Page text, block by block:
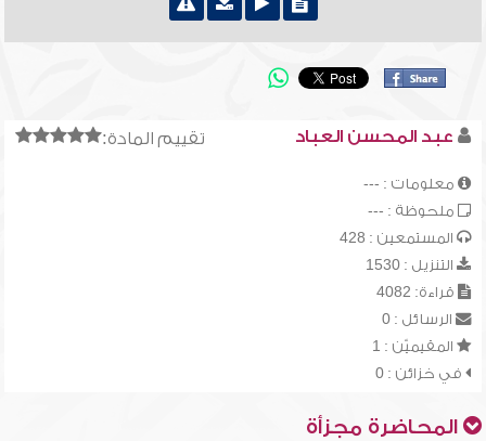
تقييم المادة: عبد المحسن العباد
معلومات : ---
ملحوظة : ---
المستمعين : 428
التنزيل : 1530
قراءة: 4082
الرسائل : 0
المقيميّن : 1
في خزائن : 0
المحاضرة مجزأة